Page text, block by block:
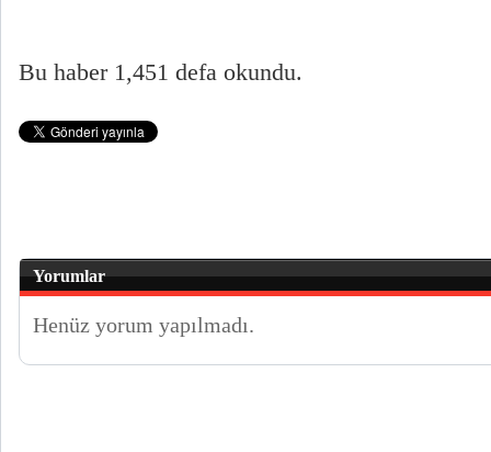
Bu haber 1,451 defa okundu.
Yorumlar
Henüz yorum yapılmadı.